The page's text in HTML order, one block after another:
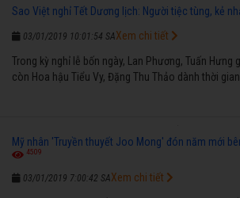
Sao Việt nghỉ Tết Dương lịch: Người tiệc tùng, kẻ
03/01/2019 10:01:54 SA
Trong kỳ nghỉ lễ bốn ngày, Lan Phương, Tuấn Hưng
còn Hoa hậu Tiểu Vy, Đặng Thu Thảo dành thời
Xem chi tiết
Mỹ nhân 'Truyền thuyết Joo Mong' đón năm mới
4509
03/01/2019 7:00:42 SAXem chi tiết